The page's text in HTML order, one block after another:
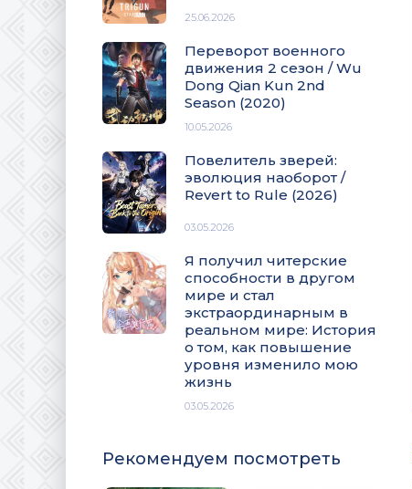
25.06.2026
Переворот военного
движения 2 сезон / Wu
Dong Qian Kun 2nd
Season (2020)
10.05.2026
Повелитель зверей:
эволюция наоборот /
Revert to Rule (2026)
03.05.2026
Я получил читерские
способности в другом
мире и стал
экстраординарным в
реальном мире: История
о том, как повышение
уровня изменило мою
жизнь
03.05.2026
Рекомендуем посмотреть